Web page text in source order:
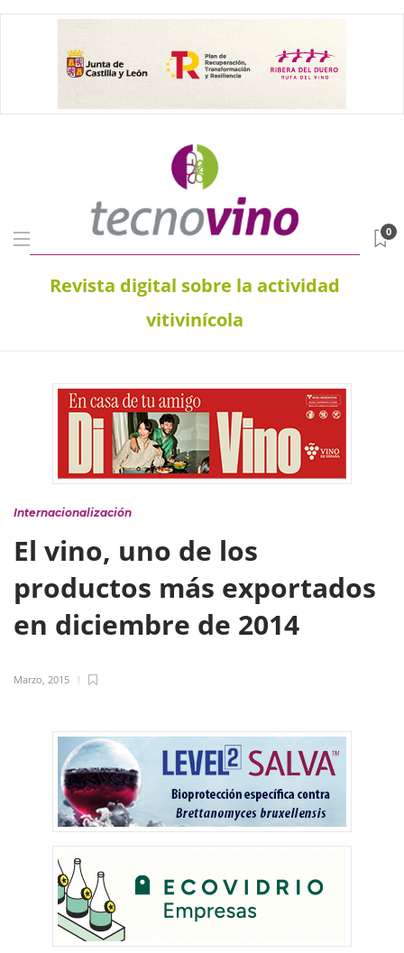
Revista digital sobre la actividad
vitivinícola
0
Internacionalización
El vino, uno de los
productos más exportados
en diciembre de 2014
Marzo, 2015